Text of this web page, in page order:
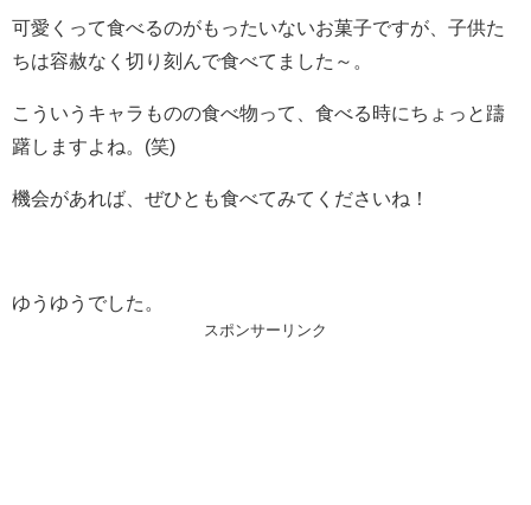
可愛くって食べるのがもったいないお菓子ですが、子供た
ちは容赦なく切り刻んで食べてました～。
こういうキャラものの食べ物って、食べる時にちょっと躊
躇しますよね。(笑)
機会があれば、ぜひとも食べてみてくださいね！
ゆうゆうでした。
スポンサーリンク